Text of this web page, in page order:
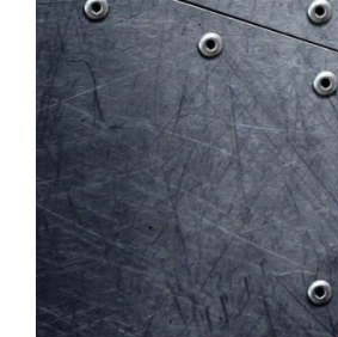
Перейти к содержимому